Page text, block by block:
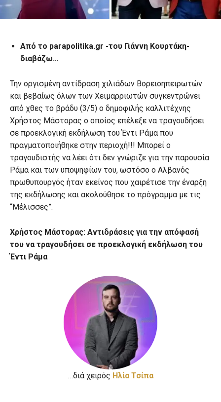
Από τo parapolitika.gr -του Γιάννη Κουρτάκη-
διαβάζω…
Την οργισμένη αντίδραση χιλιάδων Βορειοηπειρωτών
και βεβαίως όλων των Χειμαρριωτών συγκεντρώνει
από χθες το βράδυ (3/5) ο δημοφιλής καλλιτέχνης
Χρήστος Μάστορας ο οποίος επέλεξε να τραγουδήσει
σε προεκλογική εκδήλωση του Έντι Ράμα που
πραγματοποιήθηκε στην περιοχή!!! Μπορεί ο
τραγουδιστής να λέει ότι δεν γνώριζε για την παρουσία
Ράμα και των υποψηφίων του, ωστόσο ο Αλβανός
πρωθυπουργός ήταν εκείνος που χαιρέτισε την έναρξη
της εκδήλωσης και ακολούθησε το πρόγραμμα με τις
“Μέλισσες”.
Χρήστος Μάστορας: Αντιδράσεις για την απόφασή
του να τραγουδήσει σε προεκλογική εκδήλωση του
Έντι Ράμα
…διά χειρός Hλία Τσίπα